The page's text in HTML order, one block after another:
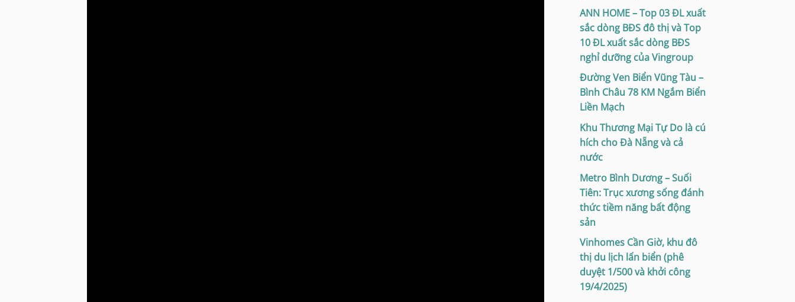
ANN HOME – Top 03 ĐL xuất
sắc dòng BĐS đô thị và Top
10 ĐL xuất sắc dòng BĐS
nghỉ dưỡng của Vingroup
Đường Ven Biển Vũng Tàu –
Bình Châu 78 KM Ngắm Biển
Liền Mạch
Khu Thương Mại Tự Do là cú
hích cho Đà Nẵng và cả
nước
Metro Bình Dương – Suối
Tiên: Trục xương sống đánh
thức tiềm năng bất động
sản
Vinhomes Cần Giờ, khu đô
thị du lịch lấn biển (phê
duyệt 1/500 và khởi công
19/4/2025)